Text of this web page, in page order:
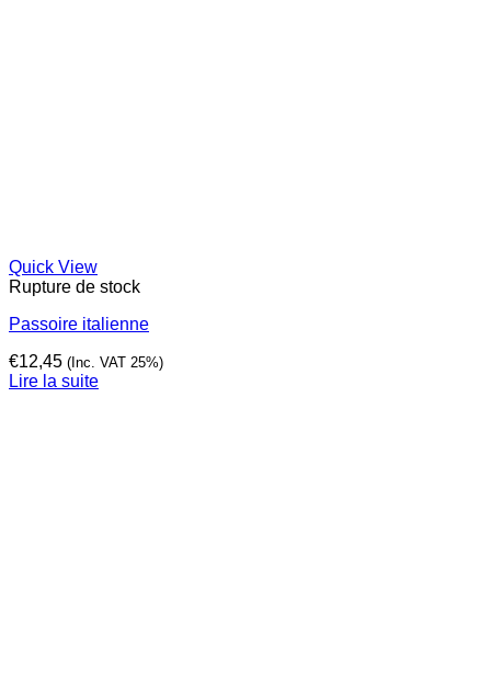
Quick View
Rupture de stock
Passoire italienne
€12,45 (Inc. VAT 25%)
Lire la suite